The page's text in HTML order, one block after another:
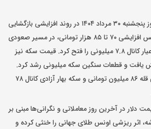
قیمت طلا و سکه امروز پنجشنبه ۳۰ مرداد ۱۴۰۴ در روند افزایشی بازگشایی
با تلرانس افزایشی ۷۰ تا ۸۵ هزار تومانی، در مسیر صعودی
قیمت سکهنیز
یافت و قطعات سنگین سکه میلیونی رشد کرد.
به‌طوری که سکه امامی قله ۸۶ میلیون تومانی و سکه بهار آزادی کانال ۷۸
دلاردر آخرین روز معاملاتی و نگرانی‌ها مبنی بر
اثر ریزشی اونس طلای جهانی را خنثی کرده و